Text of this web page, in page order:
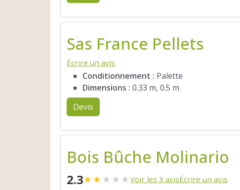
Sas France Pellets
Écrire un avis
Conditionnement : Palette
Dimensions : 0.33 m, 0.5 m
Devis
Bois Bûche Molinario
2.3★★★ ★ ★ Voir les 3 avisÉcrire un avis